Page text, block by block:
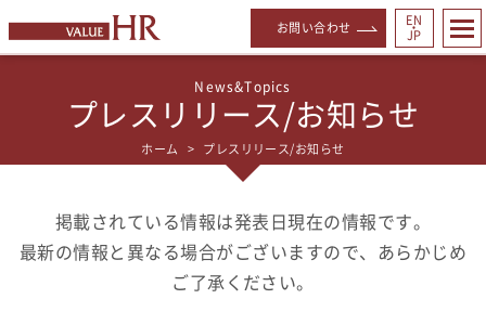
お問い合わせ
EN
・
JP
プレスリリース/お知らせ
ホーム プレスリリース/お知らせ
掲載されている情報は発表日現在の情報です。
最新の情報と異なる場合がございますので、あらかじめ
ご了承ください。